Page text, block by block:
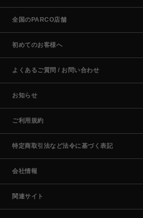
全国のPARCO店舗
初めてのお客様へ
よくあるご質問 / お問い合わせ
お知らせ
ご利用規約
特定商取引法など法令に基づく表記
会社情報
関連サイト